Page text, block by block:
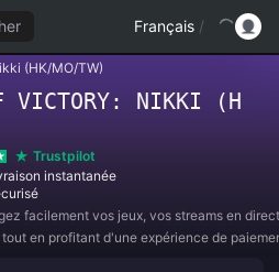
Français /
(HK/MO/TW)
VICTORY: NIKKI (H
Trustpilot
instantanée
facilement vos jeux, vos streams en
en profitant d'une expérience de